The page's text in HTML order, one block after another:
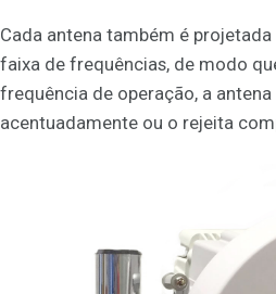
Cada antena também é
faixa de frequências, de modo
frequência de operação, a antena
acentuadamente ou o rejeita